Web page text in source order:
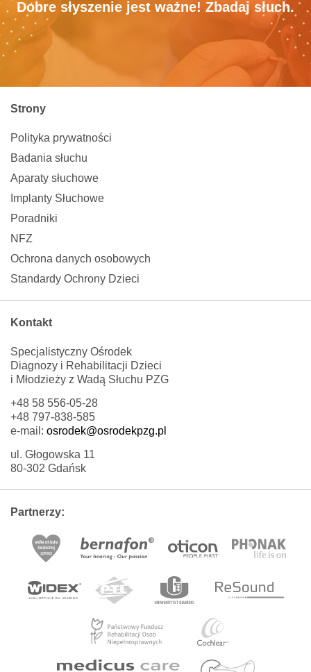
Dobre słyszenie jest ważne! Zbadaj słuch.
Strony
Polityka prywatności
Badania słuchu
Aparaty słuchowe
Implanty Słuchowe
Poradniki
NFZ
Ochrona danych osobowych
Standardy Ochrony Dzieci
Kontakt
Specjalistyczny Ośrodek
Diagnozy i Rehabilitacji Dzieci
i Młodzieży z Wadą Słuchu PZG
+48 58 556-05-28
+48 797-838-585
e-mail: osrodek@osrodekpzg.pl
ul. Głogowska 11
80-302 Gdańsk
Partnerzy: